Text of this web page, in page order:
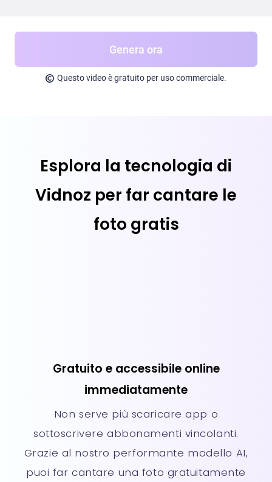
Genera ora
Questo video è gratuito per uso commerciale.
Esplora la tecnologia di
Vidnoz per far cantare le
foto gratis
Gratuito e accessibile online
immediatamente
Non serve più scaricare app o
sottoscrivere abbonamenti vincolanti.
Grazie al nostro performante modello AI,
puoi far cantare una foto gratuitamente